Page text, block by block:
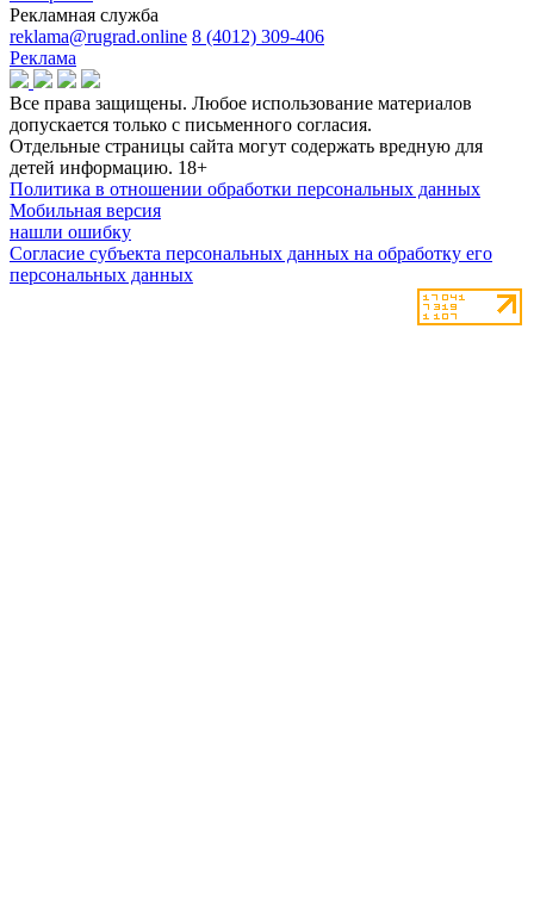
Рекламная служба
reklama@rugrad.online 8 (4012) 309-406
Реклама
Все права защищены. Любое использование материалов
допускается только с письменного согласия.
Отдельные страницы сайта могут содержать вредную для
детей информацию. 18+
Политика в отношении обработки персональных данных
Мобильная версия
нашли ошибку
Согласие субъекта персональных данных на обработку его
персональных данных